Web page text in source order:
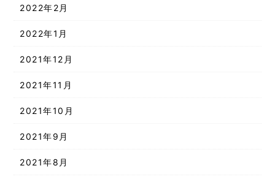
2022年2月
2022年1月
2021年12月
2021年11月
2021年10月
2021年9月
2021年8月